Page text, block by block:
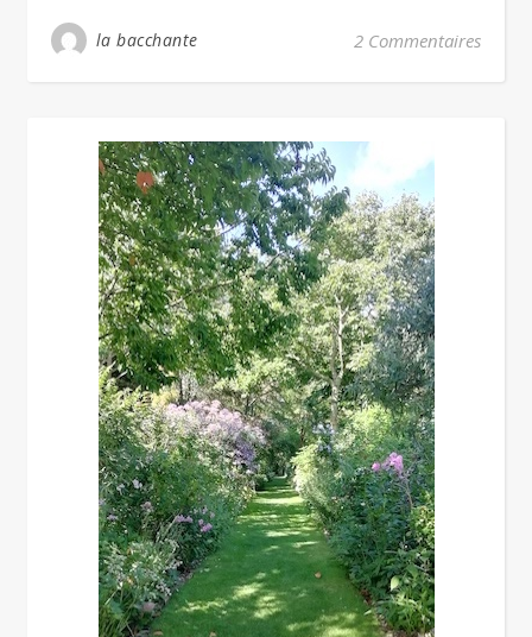
la bacchante 2 Commentaires